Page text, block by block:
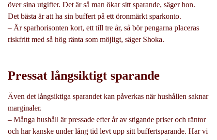
över sina utgifter. Det är så man ökar sitt sparande, säger hon.
Det bästa är att ha sin buffert på ett öronmärkt sparkonto.
– Är sparhorisonten kort, ett till tre år, så bör pengarna placeras
riskfritt med så hög ränta som möjligt, säger Shoka.
Pressat långsiktigt sparande
Även det långsiktiga sparandet kan påverkas när hushållen saknar
marginaler.
– Många hushåll är pressade efter år av stigande priser och räntor
och har kanske under lång tid levt upp sitt buffertsparande. Har vi